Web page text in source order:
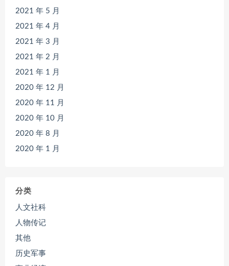
2021 年 5 月
2021 年 4 月
2021 年 3 月
2021 年 2 月
2021 年 1 月
2020 年 12 月
2020 年 11 月
2020 年 10 月
2020 年 8 月
2020 年 1 月
分类
人文社科
人物传记
其他
历史军事